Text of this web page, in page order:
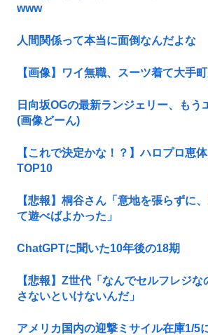
www
人間関係って本当に面倒なんだよな
【画像】ワイ無職、スーツ着て大手
日向坂OGの最新ランジェリー、もう
(画像どーん)
【これで決定かな！？】ハロプロ恵
TOP10
【悲報】桐谷さん「意地を張らずに
て遊べばよかった」
ChatGPTに聞いた10年後の18期
【悲報】Z世代「なんでセルフレジ
さないといけないんだ」
アメリカ国内の迎撃ミサイル在庫1/5